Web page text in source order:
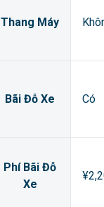
Thang Máy
Bãi Đỗ Xe Có
Phí Bãi Đỗ
Xe